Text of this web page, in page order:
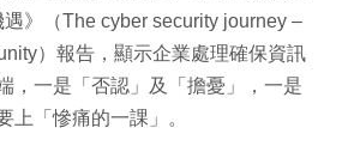
》（The cyber security journey –
）報告，顯示企業處理確保資訊
，一是「否認」及「擔憂」，一是
上「慘痛的一課」。